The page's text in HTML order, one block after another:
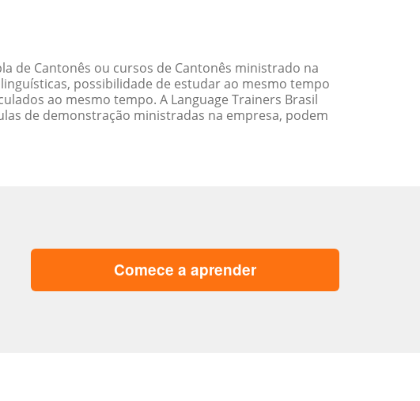
de Cantonês ou cursos de Cantonês ministrado na
possibilidade de estudar ao mesmo tempo
ao mesmo tempo. A Language Trainers Brasil
de demonstração ministradas na empresa, podem
Comece a aprender